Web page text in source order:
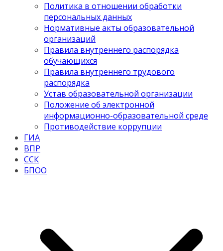
Политика в отношении обработки
персональных данных
Нормативные акты образовательной
организаций
Правила внутреннего распорядка
обучающихся
Правила внутреннего трудового
распорядка
Устав образовательной организации
Положение об электронной
информационно-образовательной среде
Противодействие коррупции
ГИА
ВПР
ССК
БПОО